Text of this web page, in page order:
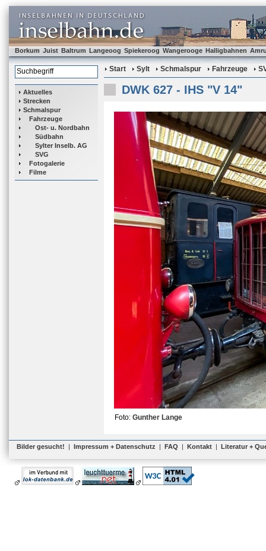
Borkum Juist Baltrum Langeoog Spiekeroog Wangerooge Halligbahnen
Aktuelles
Strecken
Schmalspur
Fahrzeuge
Ost- u. Nordbahn
Südbahn
Sylter Inselb. AG
SVG
Fotogalerie
Filme
Start Sylt Schmalspur Fahrzeuge
DWK 627 - IHS "V 14"
Foto: Gunther Lange
Bilder gesucht! | Impressum + Datenschutz | FAQ | Kontakt | Literatur +